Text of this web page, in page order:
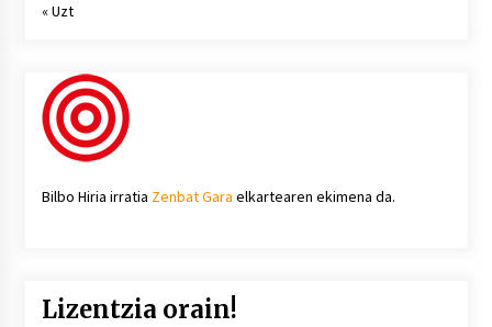
« Uzt
Bilbo Hiria irratia Zenbat Gara elkartearen ekimena da.
Lizentzia orain!